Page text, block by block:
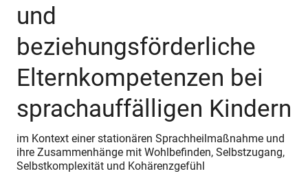
und
beziehungsförderliche
Elternkompetenzen bei
sprachauffälligen Kindern
im Kontext einer stationären Sprachheilmaßnahme und
ihre Zusammenhänge mit Wohlbefinden, Selbstzugang,
Selbstkomplexität und Kohärenzgefühl